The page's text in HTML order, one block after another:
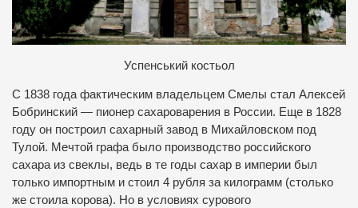
Успенський костьол
С 1838 года фактическим владельцем Смелы стал Алексей
Бобринский — пионер сахароварения в России. Еще в 1828
году он построил сахарный завод в Михайловском под
Тулой. Мечтой графа было производство российского
сахара из свеклы, ведь в те годы сахар в империи был
только импортным и стоил 4 рубля за килограмм (столько
же стоила корова). Но в условиях сурового